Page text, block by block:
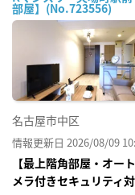
部屋】(No.723556)
名古屋市中区
情報更新日 2026/08/09
【最上階角部屋・オー
メラ付きセキュリティ